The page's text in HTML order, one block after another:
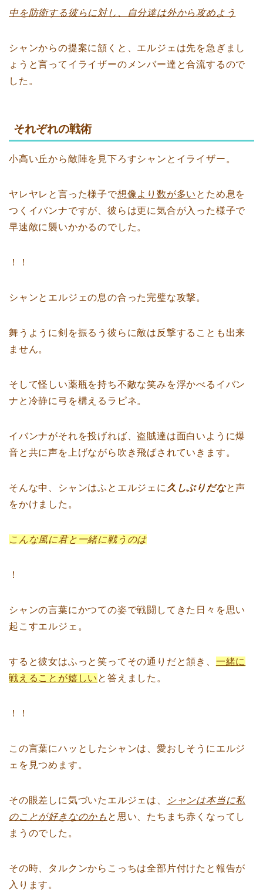
中を防衛する彼らに対し、自分達は外から攻めよう
シャンからの提案に頷くと、エルジェは先を急ぎまし
ょうと言ってイライザーのメンバー達と合流するので
した。
それぞれの戦術
小高い丘から敵陣を見下ろすシャンとイライザー。
ヤレヤレと言った様子で想像より数が多い とため息を
つくイバンナですが、彼らは更に気合が入った様子で
早速敵に襲いかかるのでした。
！！
シャンとエルジェの息の合った完璧な攻撃。
舞うように剣を振るう彼らに敵は反撃することも出来
ません。
そして怪しい薬瓶を持ち不敵な笑みを浮かべるイバン
ナと冷静に弓を構えるラピネ。
イバンナがそれを投げれば、盗賊達は面白いように爆
音と共に声を上げながら吹き飛ばされていきます。
そんな中、シャンはふとエルジェに 久しぶりだなと声
をかけました。
こんな風に君と一緒に戦うのは
！
シャンの言葉にかつての姿で戦闘してきた日々を思い
起こすエルジェ。
すると彼女はふっと笑ってその通りだと頷き、 一緒に
戦えることが嬉しい と答えました。
！！
この言葉にハッとしたシャンは、愛おしそうにエルジ
ェを見つめます。
その眼差しに気づいたエルジェは、
シャンは本当に私
のことが好きなのかも と思い、たちまち赤くなってし
まうのでした。
その時、タルクンからこっちは全部片付けたと報告が
入ります。